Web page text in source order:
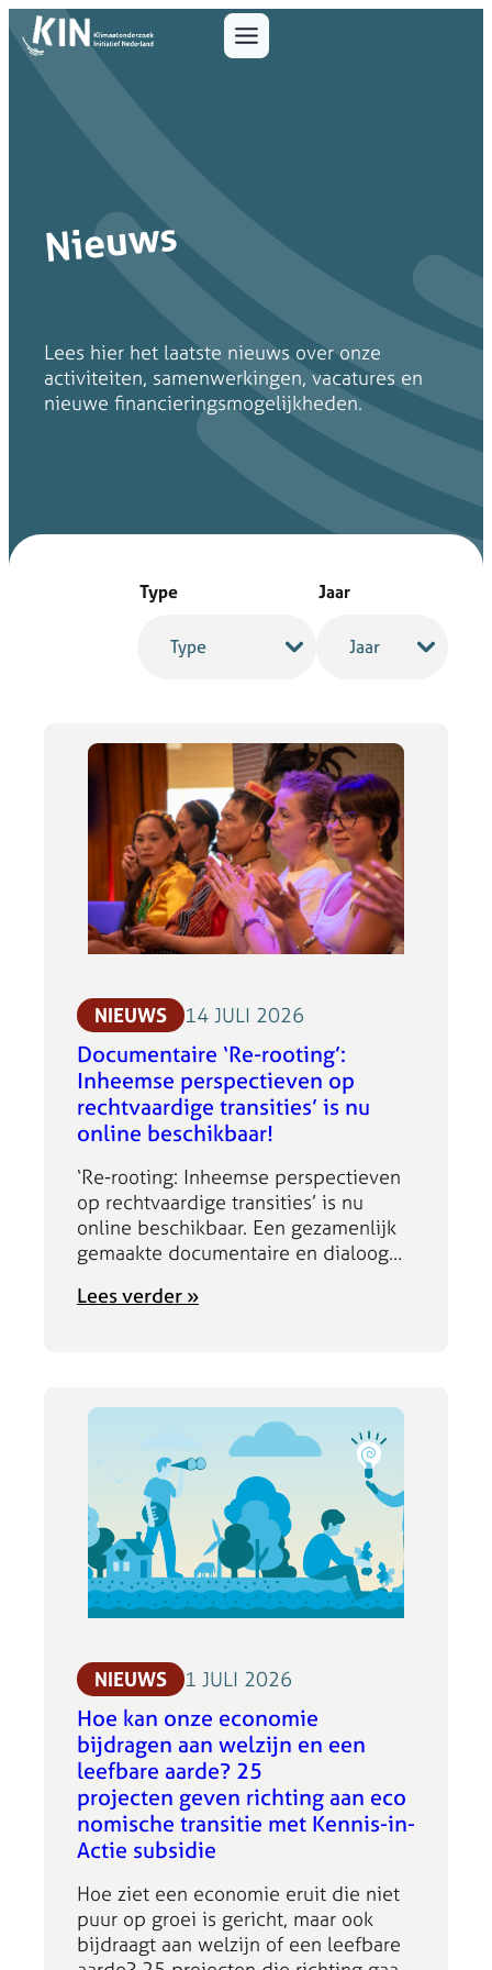
Nieuws
Lees hier het laatste nieuws over onze
activiteiten, samenwerkingen, vacatures en
nieuwe financieringsmogelijkheden.
Type Jaar
NIEUWS 14 JULI 2026
Documentaire ‘Re-rooting’:
Inheemse perspectieven op
rechtvaardige transities’ is nu
online beschikbaar!
‘Re-rooting: Inheemse perspectieven
op rechtvaardige transities’ is nu
online beschikbaar. Een gezamenlijk
gemaakte documentaire en dialoog
rechtvaardige klimaattoekomst. Na
Liberation Month × Just Transitions
Network‘ verheugd te kunnen
aankondigen dat Re-rooting nu gratis
online beschikbaar is. Re-rooting…
Lees verder »:
n
r
e
‘
e
r
o
o
t
i
n
’
I
NIEUWS 1 JULI 2026
Hoe kan onze economie
bijdragen aan welzijn en een
leefbare aarde? 25
projecten geven richting aan eco
nomische transitie met Kennis-in-
Actie subsidie
Hoe ziet een economie eruit die niet
puur op groei is gericht, maar ook
bijdraagt aan welzijn of een leefbare